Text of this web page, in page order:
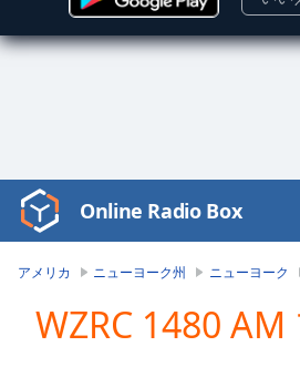
Video
Player
Play
Video
Online Radio Box
アメリカ ニューヨーク州 ニューヨーク
WZRC 1480 AM